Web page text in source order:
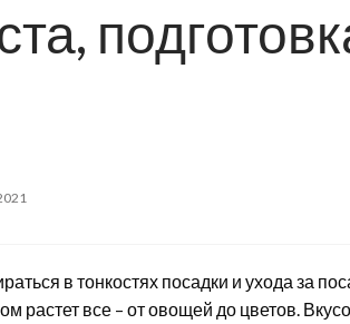
в тонкостях посадки и ухода за
растет все – от овощей до цветов.